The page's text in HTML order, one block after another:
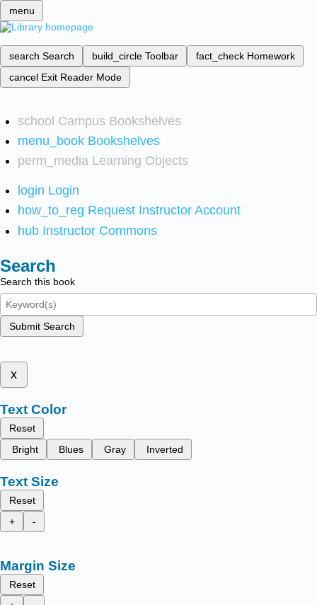
menu
search Search build_circle Toolbar fact_check Homework
cancel Exit Reader Mode
school Campus Bookshelves
menu_book Bookshelves
perm_media Learning Objects
login Login
how_to_reg Request Instructor Account
hub Instructor Commons
Search
Search this book
Submit Search
x
Text Color
Reset
Bright
Blues Gray Inverted
Text Size
Reset
+
-
Margin Size
Reset